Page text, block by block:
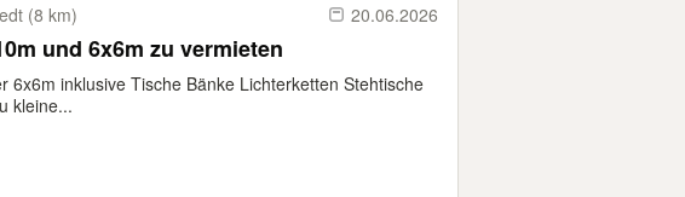
(8 km) 20.06.2026
und 6x6m zu vermieten
6x6m inklusive Tische Bänke Lichterketten Stehtische
kleine...